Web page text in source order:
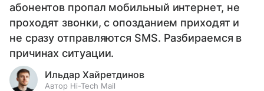
абонентов пропал мобильный интернет, не
проходят звонки, с опозданием приходят и
не сразу отправляются SMS. Разбираемся в
причинах ситуации.
Ильдар Хайретдинов
Автор Hi-Tech Mail